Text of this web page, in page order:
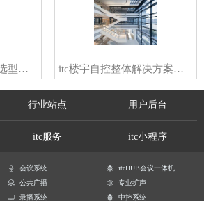
超干货！itc智慧酒店选型，看这篇就够！ itc楼宇自控整体解决方案，实现柔性智控，让楼宇成为“节能高手”！
行业站点 用户后台
itc服务 itc小程序
会议系统
itcHUB会议一体机
公共广播
专业扩声
录播系统 中控系统